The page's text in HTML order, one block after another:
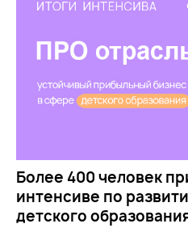
Более 400 человек
интенсиве по
детского